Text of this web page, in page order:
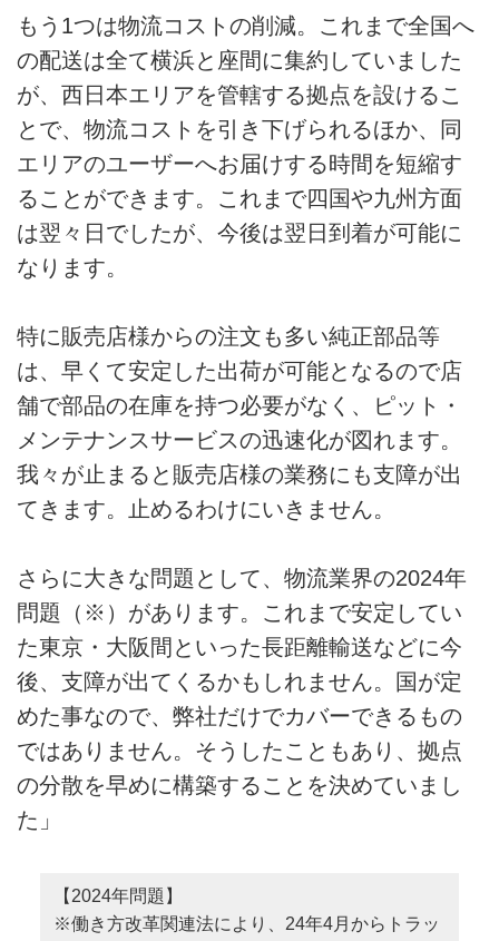
もう1つは物流コストの削減。これまで全国へ
の配送は全て横浜と座間に集約していました
が、西日本エリアを管轄する拠点を設けるこ
とで、物流コストを引き下げられるほか、同
エリアのユーザーへお届けする時間を短縮す
ることができます。これまで四国や九州方面
は翌々日でしたが、今後は翌日到着が可能に
なります。
特に販売店様からの注文も多い純正部品等
は、早くて安定した出荷が可能となるので店
舗で部品の在庫を持つ必要がなく、ピット・
メンテナンスサービスの迅速化が図れます。
我々が止まると販売店様の業務にも支障が出
てきます。止めるわけにいきません。
さらに大きな問題として、物流業界の2024年
問題（※）があります。これまで安定してい
た東京・大阪間といった長距離輸送などに今
後、支障が出てくるかもしれません。国が定
めた事なので、弊社だけでカバーできるもの
ではありません。そうしたこともあり、拠点
の分散を早めに構築することを決めていまし
た」
【2024年問題】
※働き方改革関連法により、24年4月からトラッ